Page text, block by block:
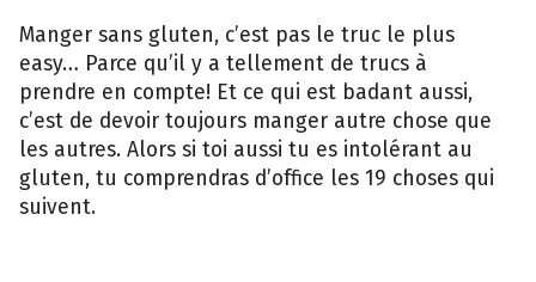
Manger sans gluten, c’est pas le truc le plus
easy… Parce qu’il y a tellement de trucs à
prendre en compte! Et ce qui est badant aussi,
c’est de devoir toujours manger autre chose que
les autres. Alors si toi aussi tu es intolérant au
gluten, tu comprendras d’office les 19 choses qui
suivent.